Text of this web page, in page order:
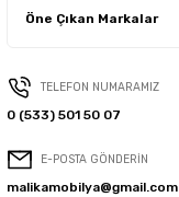
Öne Çıkan Markalar
TELEFON NUMARAMIZ
0 (533) 501 50 07
E-POSTA GÖNDERİN
malikamobilya@gmail.com